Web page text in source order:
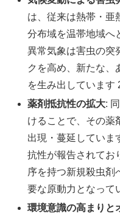
は、従来は熱帯・亜
分布域を温帯地域へ
異常気象は害虫の突
クを高め、新たな、
を生み出しています
薬剤抵抗性の拡大:
けることで、その薬
出現・蔓延していま
抗性が報告されてお
序を持つ新規殺虫剤
要な原動力となって
環境意識の高まりと